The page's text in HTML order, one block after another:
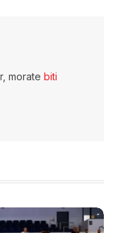
morate biti